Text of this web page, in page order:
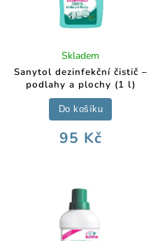
Sanytol dezinfekční čistič –
podlahy a plochy (1 l)
Skladem
95 Kč
Do košíku